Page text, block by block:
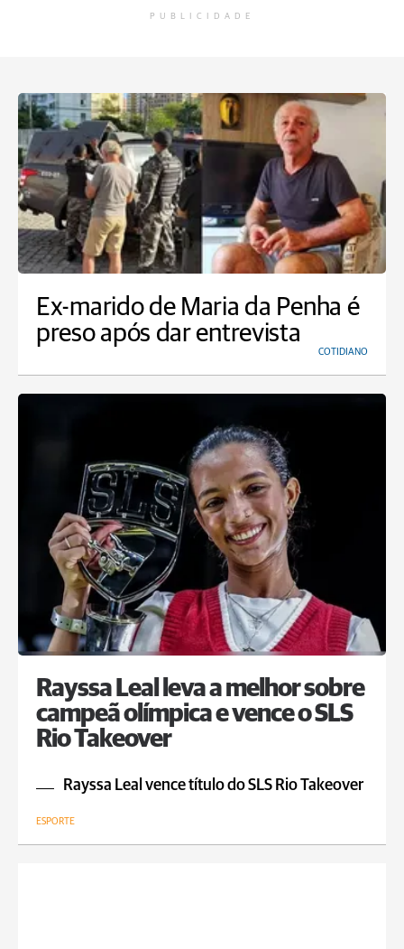
PUBLICIDADE
Ex-marido de Maria da Penha é
preso após dar entrevista
COTIDIANO
Rayssa Leal leva a melhor sobre
campeã olímpica e vence o SLS
Rio Takeover
Rayssa Leal vence título do SLS Rio Takeover
ESPORTE